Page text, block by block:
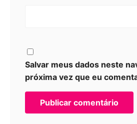
Salvar meus dados neste
próxima vez que eu